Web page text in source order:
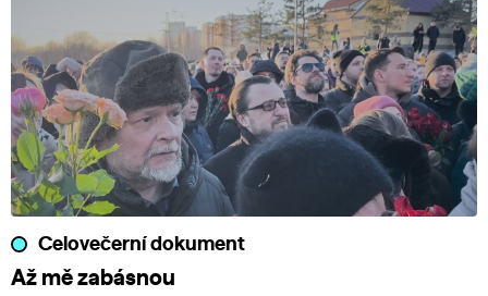
Celovečerní dokument
Až mě zabásnou